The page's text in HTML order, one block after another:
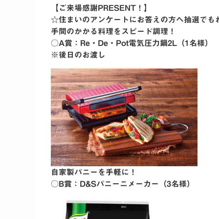
【ご来場感謝PRESENT！】
☆住まいのアンケートにお答えの方へ抽選で
手間のかかる料理をスピード調理！
○A賞：Re・De・Pot電気圧力鍋2L（1名様）
※後日のお渡し
自家製パニーを手軽に！
○B賞：D&Sパニーニメーカー（3名様）